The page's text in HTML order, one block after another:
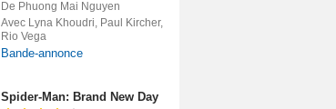
De Phuong Mai Nguyen
Avec Lyna Khoudri, Paul Kircher,
Rio Vega
Bande-annonce
Spider-Man: Brand New Day